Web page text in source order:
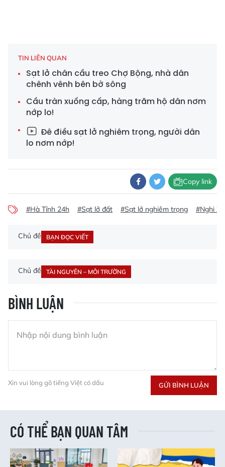
TIN LIÊN QUAN
Sạt lở chân cầu treo Chợ Bộng, nhà dân
chênh vênh bên bờ sông
Cầu tràn xuống cấp, hàng trăm hộ dân nơm
nớp lo!
Đê điều sạt lở nghiêm trọng, người dân
lo nơm nớp!
Copy link
#Hà Tĩnh 24h #Sạt lở đất #Sạt lở nghiêm trọng #Nghi
Chủ đề BẠN ĐỌC VIẾT
Chủ đề TÀI NGUYÊN – MÔI TRƯỜNG
BÌNH LUẬN
Xin vui lòng gõ tiếng Việt có dấu GỬI BÌNH LUẬN
CÓ THỂ BẠN QUAN TÂM